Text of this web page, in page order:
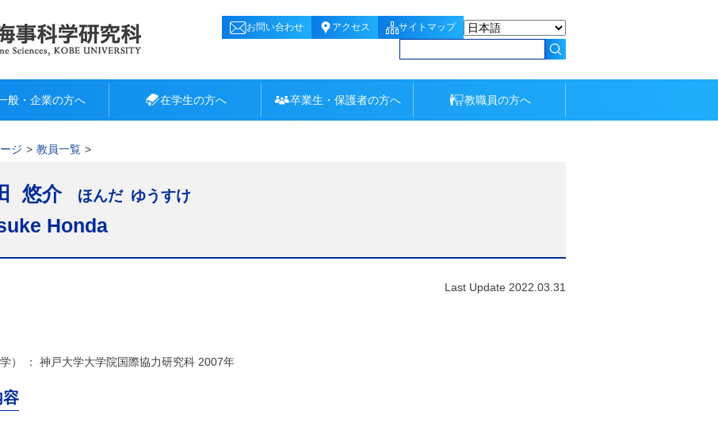
お問い合わせ アクセス サイトマップ
般・企業の方へ 在学生の方へ 卒業生・保護者の方へ 教職員の方へ
ジ 教員一覧
悠介 ほんだ ゆうすけ
Honda
Last Update 2022.03.31
） ： 神戸大学大学院国際協力研究科 2007年
容